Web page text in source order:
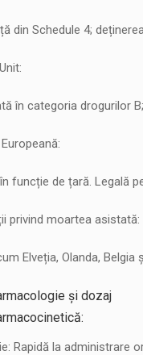
din Schedule 4;
în categoria drogurilor
funcție de țară. Legală
privind moartea asistată:
Elveția, Olanda,
și dozaj
Rapidă la administrare